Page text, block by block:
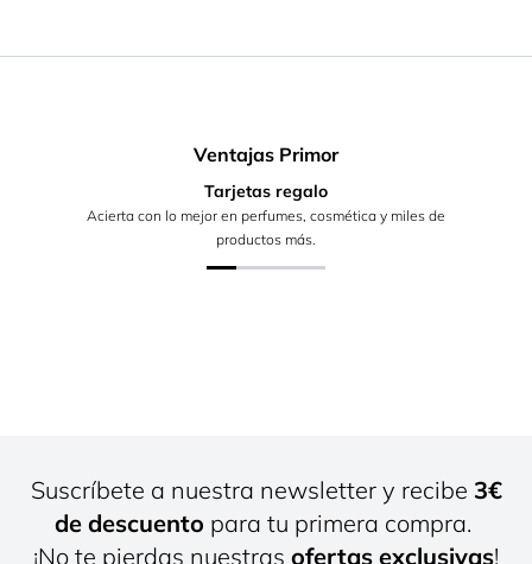
Ventajas Primor
Tarjetas regalo
Acierta con lo mejor en perfumes, cosmética y miles de
productos más.
Suscríbete a nuestra newsletter y recibe 3€
de descuento para tu primera compra.
¡No te pierdas nuestras ofertas exclusivas!